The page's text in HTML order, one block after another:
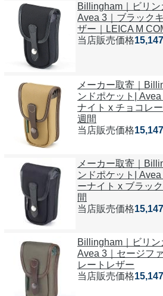
Billingham｜ビリン
Avea 3｜ブラック
ザー｜LEICA M
当店販売価格
メーカー取寄｜
ンドポケット|
ナイト x チョコレ
週間
当店販売価格
メーカー取寄｜
ンドポケット|
ーナイト x ブラッ
間
当店販売価格
Billingham｜ビリン
Avea 3｜セージフ
レートレザー
当店販売価格